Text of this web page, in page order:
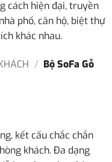
cách hiện đại, truyền
phố, căn hộ, biệt thự
khác nhau.
/ Bộ SoFa Gỗ
kết cấu chắc chắn
khách. Đa dạng